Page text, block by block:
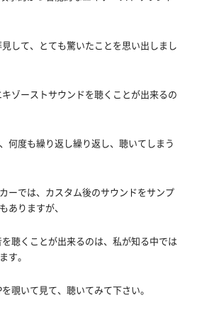
して、とても驚いたことを思い出しまし
ゾーストサウンドを聴くことが出来るの
何度も繰り返し繰り返し、聴いてしまう
ーでは、カスタム後のサウンドをサンプ
ありますが、
聴くことが出来るのは、私が知る中では
す。
覗いて見て、聴いてみて下さい。